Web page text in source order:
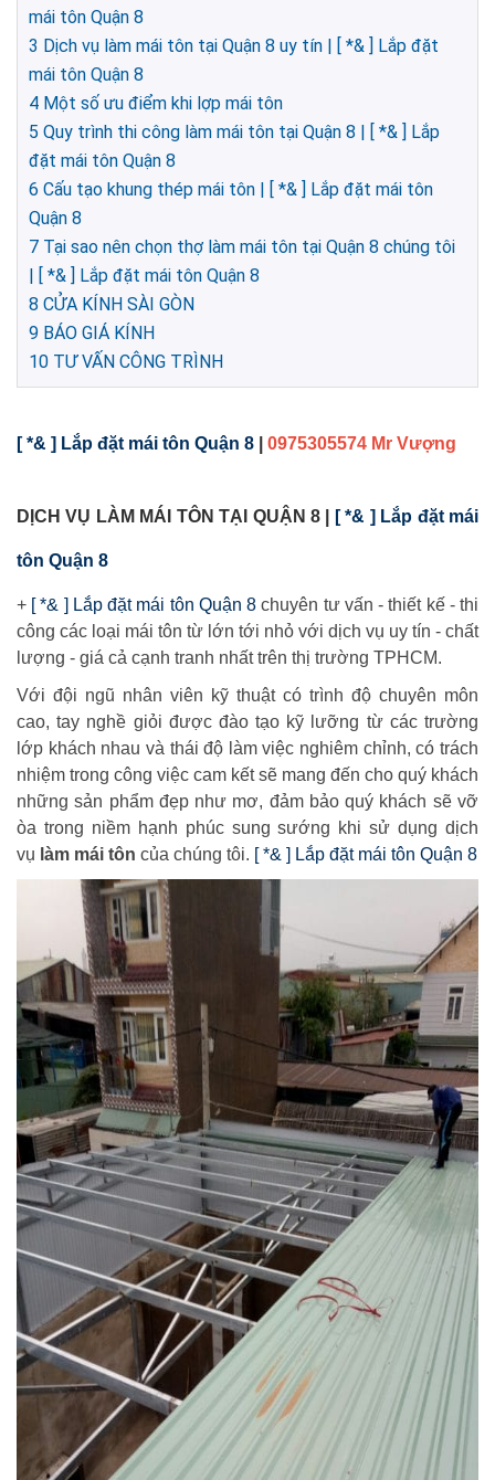
mái tôn Quận 8
3 Dịch vụ làm mái tôn tại Quận 8 uy tín | [ *& ] Lắp đặt
mái tôn Quận 8
4 Một số ưu điểm khi lợp mái tôn
5 Quy trình thi công làm mái tôn tại Quận 8 | [ *& ] Lắp
đặt mái tôn Quận 8
6 Cấu tạo khung thép mái tôn | [ *& ] Lắp đặt mái tôn
Quận 8
7 Tại sao nên chọn thợ làm mái tôn tại Quận 8 chúng tôi
| [ *& ] Lắp đặt mái tôn Quận 8
8 CỬA KÍNH SÀI GÒN
9 BÁO GIÁ KÍNH
10 TƯ VẤN CÔNG TRÌNH
[ *& ] Lắp đặt mái tôn Quận 8 0975305574 Mr Vượng
DỊCH VỤ LÀM MÁI TÔN TẠI QUẬN 8 | [ *& ] Lắp đặt mái
tôn Quận 8
+ [ *& ] Lắp đặt mái tôn Quận 8 chuyên tư vấn - thiết kế - thi
công các loại mái tôn từ lớn tới nhỏ với dịch vụ uy tín - chất
lượng - giá cả cạnh tranh nhất trên thị trường TPHCM.
Với đội ngũ nhân viên kỹ thuật có trình độ chuyên môn
cao, tay nghề giỏi được đào tạo kỹ lưỡng từ các trường
lớp khách nhau và thái độ làm việc nghiêm chỉnh, có trách
nhiệm trong công việc cam kết sẽ mang đến cho quý khách
những sản phẩm đẹp như mơ, đảm bảo quý khách sẽ vỡ
òa trong niềm hạnh phúc sung sướng khi sử dụng dịch
vụ làm mái tôn của chúng tôi. [ *& ] Lắp đặt mái tôn Quận 8